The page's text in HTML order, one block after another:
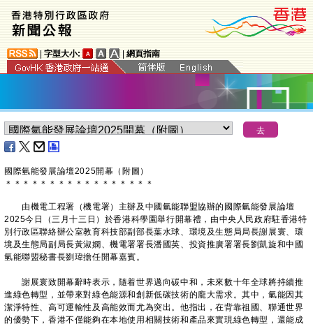
字型大小: 網頁指南
國際氫能發展論壇2025開幕（附圖）
＊ ＊ ＊ ＊ ＊ ＊ ＊ ＊ ＊ ＊ ＊ ＊ ＊ ＊ ＊ ＊ ＊
由機電工程署（機電署）主辦及中國氫能聯盟協辦的國際氫能發展論壇
2025今日（三月十三日）於香港科學園舉行開幕禮，由中央人民政府駐香港特
別行政區聯絡辦公室教育科技部副部長葉水球、環境及生態局局長謝展寰、環
境及生態局副局長黃淑嫻、機電署署長潘國英、投資推廣署署長劉凱旋和中國
氫能聯盟秘書長劉瑋擔任開幕嘉賓。
謝展寰致開幕辭時表示，隨着世界邁向碳中和，未來數十年全球將持續推
進綠色轉型，並帶來對綠色能源和創新低碳技術的龐大需求。其中，氫能因其
潔淨特性、高可運輸性及高能效而尤為突出。他指出，在背靠祖國、聯通世界
的優勢下，香港不僅能夠在本地使用相關技術和產品來實現綠色轉型，還能成